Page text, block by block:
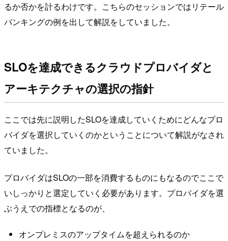
るか否かを計るわけです。こちらのセッションではリテール
バンキングの例を出して解説をしていました。
SLOを達成できるクラウドプロバイダと
アーキテクチャの選択の指針
ここでは先に説明したSLOを達成していくためにどんなプロ
バイダを選択していくのかということについて解説がなされ
ていました。
プロバイダはSLOの一部を消費するものにもなるのでここで
いしっかりと選定していく必要があります。プロバイダを選
ぶうえでの指標となるのが、
オンプレミスのアップタイムを超えられるのか